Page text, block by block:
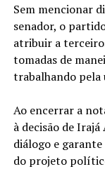
Sem mencionar
senador, o
atribuir a
tomadas de
trabalhando pela
Ao encerrar a
à decisão de
diálogo e
do projeto